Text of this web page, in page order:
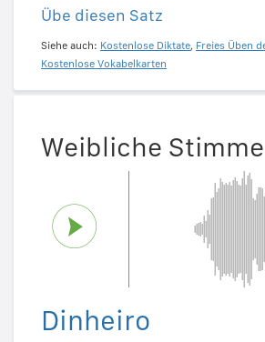
Übe diesen Satz
Siehe auch: Kostenlose Diktate, Freies Üben
Kostenlose Vokabelkarten
Weibliche Stimme
Dinheiro